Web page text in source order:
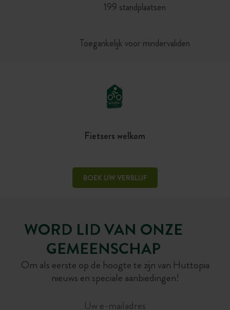
199 standplaatsen
Toegankelijk voor mindervaliden
Fietsers welkom
BOEK UW VERBLIJF
WORD LID VAN ONZE
GEMEENSCHAP
Om als eerste op de hoogte te zijn van Huttopia
nieuws en speciale aanbiedingen!